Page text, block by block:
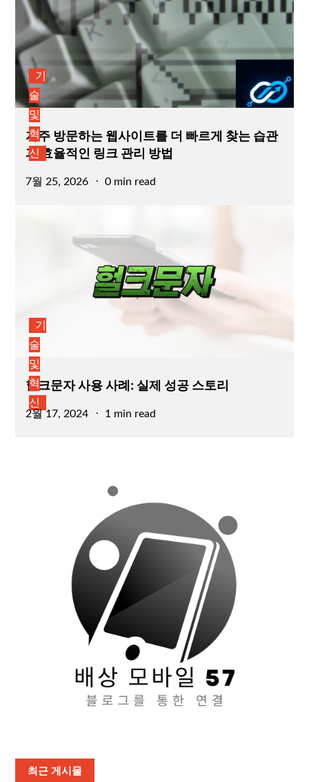
기
술
및
혁
신
자주 방문하는 웹사이트를 더 빠르게 찾는 습관
과 효율적인 링크 관리 방법
Posted
7월 25, 2026 0 min read
기
술
및
혁
신
헐크문자 사용 사례: 실제 성공 스토리
Posted
2월 17, 2024 1 min read
최근 게시물